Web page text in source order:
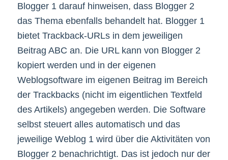
Blogger 1 darauf hinweisen, dass Blogger 2
das Thema ebenfalls behandelt hat. Blogger 1
bietet Trackback-URLs in dem jeweiligen
Beitrag ABC an. Die URL kann von Blogger 2
kopiert werden und in der eigenen
Weblogsoftware im eigenen Beitrag im Bereich
der Trackbacks (nicht im eigentlichen Textfeld
des Artikels) angegeben werden. Die Software
selbst steuert alles automatisch und das
jeweilige Weblog 1 wird über die Aktivitäten von
Blogger 2 benachrichtigt. Das ist jedoch nur der